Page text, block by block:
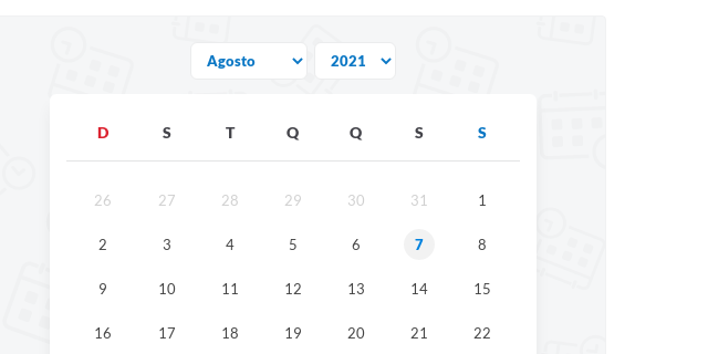
D S T Q Q S S
26 27 28 29 30 31 1
2 3 4 5 6 7 8
9 10 11 12 13 14 15
16 17 18 19 20 21 22